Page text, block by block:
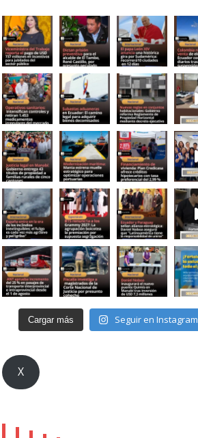
Cargar más Seguir en Instagram
X